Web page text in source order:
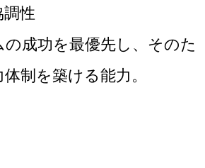
調性
成功を最優先し、そのた
制を築ける能力。